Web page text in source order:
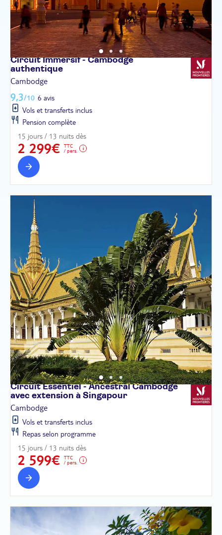
Circuit Immersif - Cambodge
authentique
Cambodge
9,3/10 6 avis
Vols et transferts inclus
Pension complète
15 jours / 13 nuits dès
2 299€
TTC
/ pers.
Circuit Essentiel - Ancestral Cambodge
avec extension à Singapour
Cambodge
Vols et transferts inclus
Repas selon programme
15 jours / 13 nuits dès
2 599€
TTC
/ pers.